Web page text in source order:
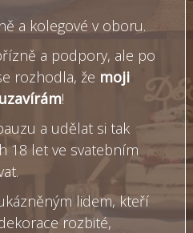
a kolegové v oboru.
a podpory, ale po
rozhodla, že moji
!
a udělat si tak
18 let ve svatebním
lidem, kteří
rozbité,